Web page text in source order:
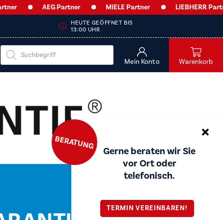
AEG Partner MIELE Partner LIEBHERR Partner
HEUTE GEÖFFNET BIS
13:00 UHR
Products
search
Mein Konto Warenkorb
BERATUNG
Gerne beraten wir Sie
vor Ort oder
telefonisch.
TERMIN VEREINBAREN!